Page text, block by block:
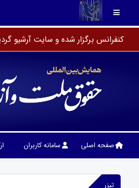
کنفرانس برگزار شده و سایت آرشیو
صفحه اصلی سامانه کاربران
تیزر